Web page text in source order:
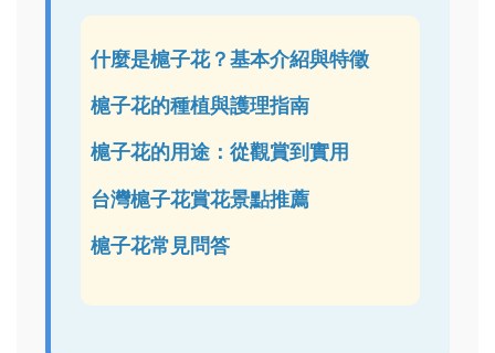
什麼是槴子花？基本介紹與特徵
槴子花的種植與護理指南
槴子花的用途：從觀賞到實用
台灣槴子花賞花景點推薦
槴子花常見問答